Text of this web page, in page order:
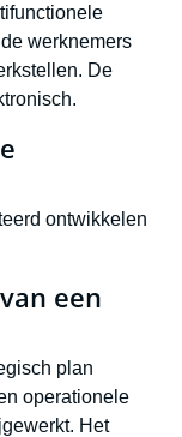
werknemers
De
ontwikkelen
een
plan
operationele
Het